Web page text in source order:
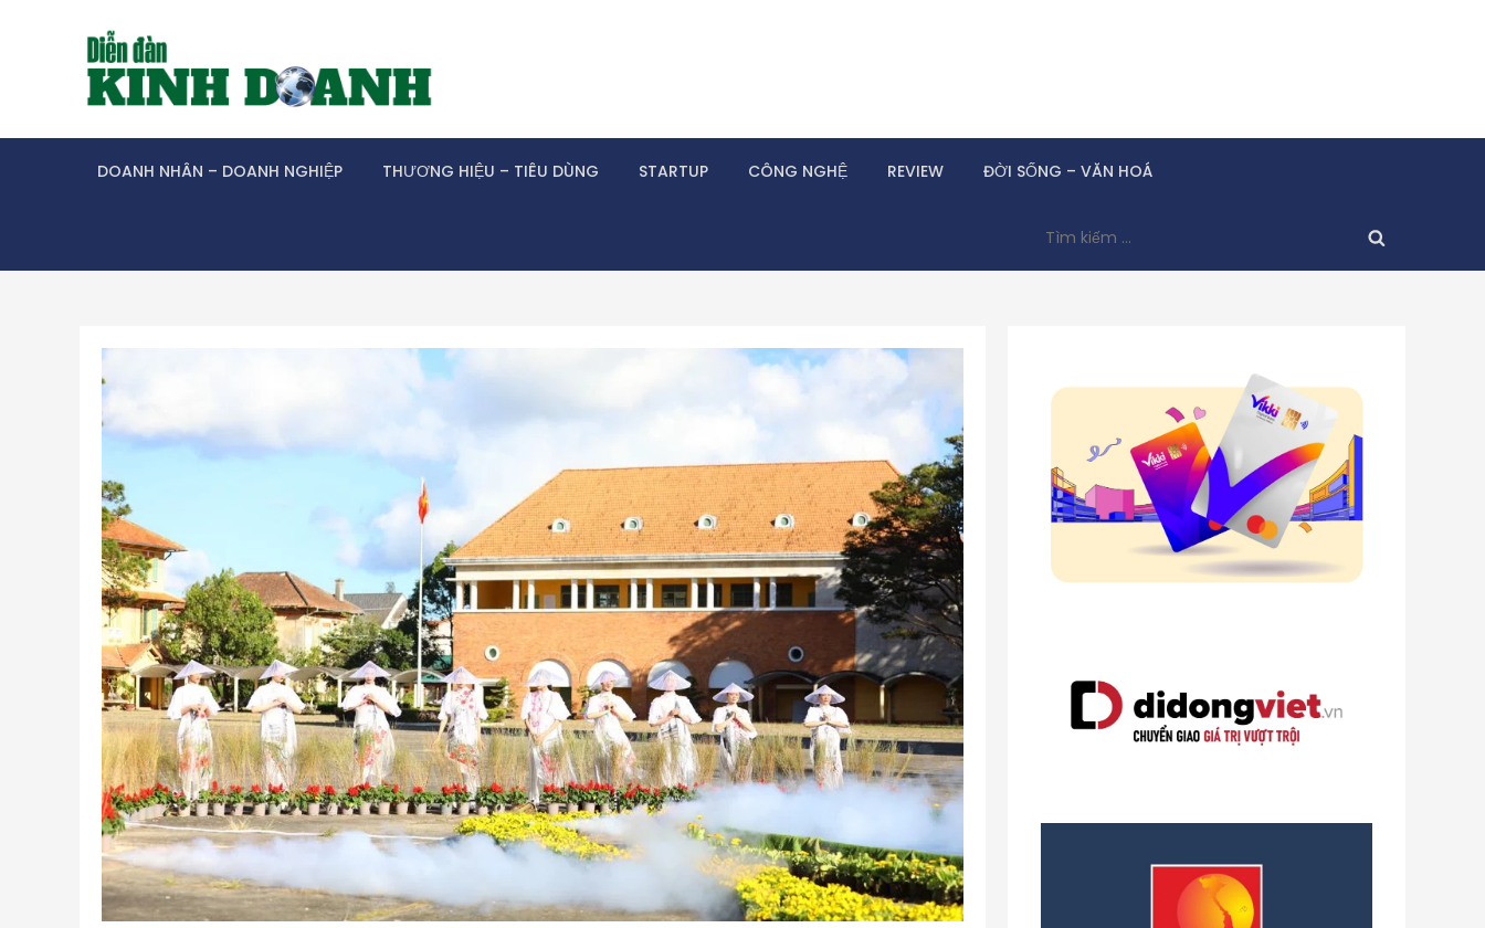
DOANH NHÂN – DOANH NGHIỆP THƯƠNG HIỆU – TIÊU DÙNG STARTUP CÔNG NGHỆ REVIEW ĐỜI SỐNG – VĂN HOÁ
kiếm
cho: